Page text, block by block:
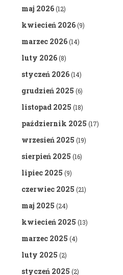
maj 2026(12)
kwiecień 2026(9)
marzec 2026(14)
luty 2026(8)
styczeń 2026(14)
grudzień 2025 (6)
listopad 2025 (18)
październik 2025 (17)
wrzesień 2025 (19)
sierpień 2025 (16)
lipiec 2025 (9)
czerwiec 2025 (21)
maj 2025 (24)
kwiecień 2025 (13)
marzec 2025 (4)
luty 2025 (2)
styczeń 2025 (2)